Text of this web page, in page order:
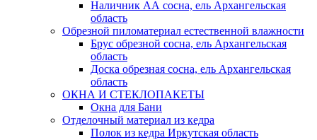
Наличник АА сосна, ель Архангельская
область
Обрезной пиломатериал естественной влажности
Брус обрезной сосна, ель Архангельская
область
Доска обрезная сосна, ель Архангельская
область
ОКНА И СТЕКЛОПАКЕТЫ
Окна для Бани
Отделочный материал из кедра
Полок из кедра Иркутская область